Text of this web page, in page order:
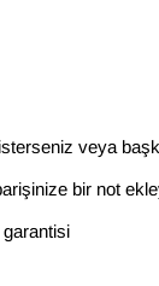
veya
bir not